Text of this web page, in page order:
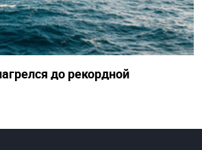
до рекордной